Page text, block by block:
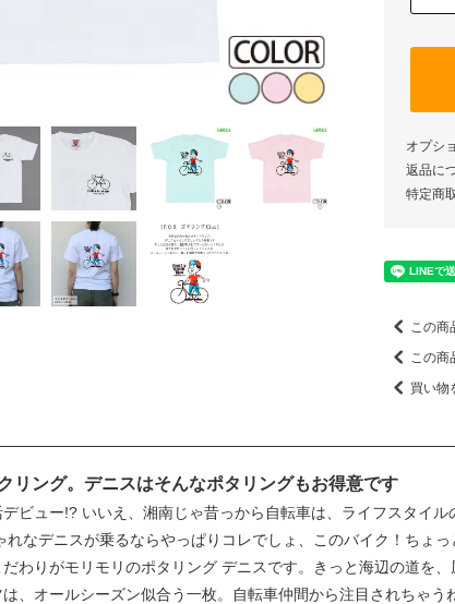
オプシ
返品に
特定商
この商
この商
買い物
リング。デニスはそんなポタリングもお得意です
ビュー!? いいえ、湘南じゃ昔っから自転車は、ライフスタイル
なデニスが乗るならやっぱりコレでしょ、このバイク！ちょ
わりがモリモリのポタリング デニスです。きっと海辺の道を
、オールシーズン似合う一枚。自転車仲間から注目されちゃう